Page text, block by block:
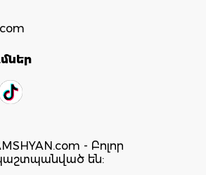
- Բոլոր
են: